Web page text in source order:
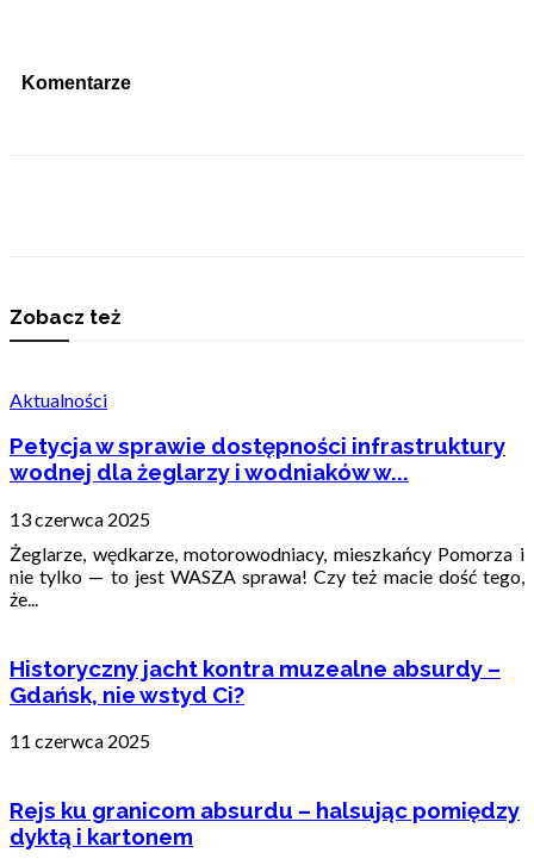
Komentarze
Zobacz też
Aktualności
Petycja w sprawie dostępności infrastruktury
wodnej dla żeglarzy i wodniaków w...
13 czerwca 2025
Żeglarze, wędkarze, motorowodniacy, mieszkańcy Pomorza i
nie tylko — to jest WASZA sprawa! Czy też macie dość tego,
że...
Historyczny jacht kontra muzealne absurdy –
Gdańsk, nie wstyd Ci?
11 czerwca 2025
Rejs ku granicom absurdu – halsując pomiędzy
dyktą i kartonem